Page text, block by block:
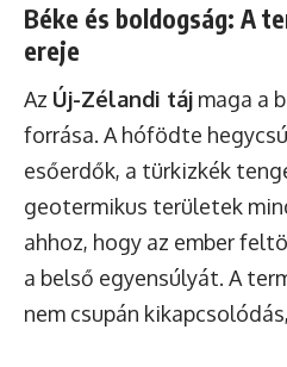
Béke és boldogság: A
ereje
Az Új-Zélandi táj maga a
forrása. A hófödte
esőerdők, a türkizkék
geotermikus területek
ahhoz, hogy az ember
a belső egyensúlyát. A
nem csupán